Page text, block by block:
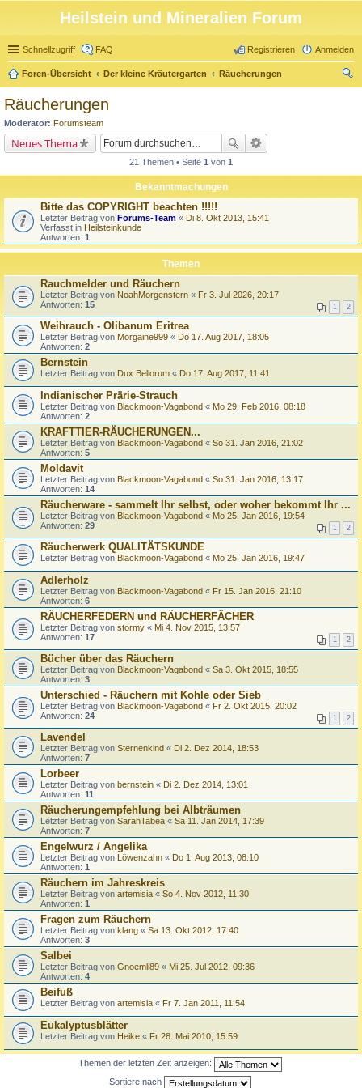
Heilstein und Mineralien Forum
Schnellzugriff FAQ Anmelden
Registrieren
Foren-Übersicht Der kleine Kräutergarten
Räucherungen
Räucherungen
Moderator: Forumsteam
Neues Thema
21 Themen • Seite 1 von 1
Bekanntmachungen
Bitte das COPYRIGHT beachten !!!!!
Letzter Beitrag von Forums-Team « Di 8. Okt 2013, 15:41
Verfasst in Heilsteinkunde
Antworten: 1
Themen
Rauchmelder und Räuchern
Letzter Beitrag von NoahMorgenstern « Fr 3. Jul 2026, 20:17
Antworten: 15 1 2
Weihrauch - Olibanum Eritrea
Letzter Beitrag von Morgaine999 « Do 17. Aug 2017, 18:05
Antworten: 2
Bernstein
Letzter Beitrag von Dux Bellorum « Do 17. Aug 2017, 11:41
lndianischer Prärie-Strauch
Letzter Beitrag von Blackmoon-Vagabond « Mo 29. Feb 2016, 08:18
Antworten: 2
KRAFTTIER-RÄUCHERUNGEN...
Letzter Beitrag von Blackmoon-Vagabond « So 31. Jan 2016, 21:02
Antworten: 5
Moldavit
Letzter Beitrag von Blackmoon-Vagabond « So 31. Jan 2016, 13:17
Antworten: 14
Räucherware - sammelt Ihr selbst, oder woher bekommt Ihr ...
Letzter Beitrag von Blackmoon-Vagabond « Mo 25. Jan 2016, 19:54
Antworten: 29 1 2
Räucherwerk QUALITÄTSKUNDE
Letzter Beitrag von Blackmoon-Vagabond « Mo 25. Jan 2016, 19:47
Adlerholz
Letzter Beitrag von Blackmoon-Vagabond « Fr 15. Jan 2016, 21:10
Antworten: 6
RÄUCHERFEDERN und RÄUCHERFÄCHER
Letzter Beitrag von stormy « Mi 4. Nov 2015, 13:57
Antworten: 17 1 2
Bücher über das Räuchern
Letzter Beitrag von Blackmoon-Vagabond « Sa 3. Okt 2015, 18:55
Antworten: 3
Unterschied - Räuchern mit Kohle oder Sieb
Letzter Beitrag von Blackmoon-Vagabond « Fr 2. Okt 2015, 20:02
Antworten: 24 1 2
Lavendel
Letzter Beitrag von Sternenkind « Di 2. Dez 2014, 18:53
Antworten: 7
Lorbeer
Letzter Beitrag von bernstein « Di 2. Dez 2014, 13:01
Antworten: 11
Räucherungempfehlung bei Albträumen
Letzter Beitrag von SarahTabea « Sa 11. Jan 2014, 17:39
Antworten: 7
Engelwurz / Angelika
Letzter Beitrag von Löwenzahn « Do 1. Aug 2013, 08:10
Antworten: 1
Räuchern im Jahreskreis
Letzter Beitrag von artemisia « So 4. Nov 2012, 11:30
Antworten: 1
Fragen zum Räuchern
Letzter Beitrag von klang « Sa 13. Okt 2012, 17:40
Antworten: 3
Salbei
Letzter Beitrag von Gnoemli89 « Mi 25. Jul 2012, 09:36
Antworten: 4
Beifuß
Letzter Beitrag von artemisia « Fr 7. Jan 2011, 11:54
Eukalyptusblätter
Letzter Beitrag von Heike « Fr 28. Mai 2010, 15:59
Themen der letzten Zeit anzeigen:
Sortiere nach